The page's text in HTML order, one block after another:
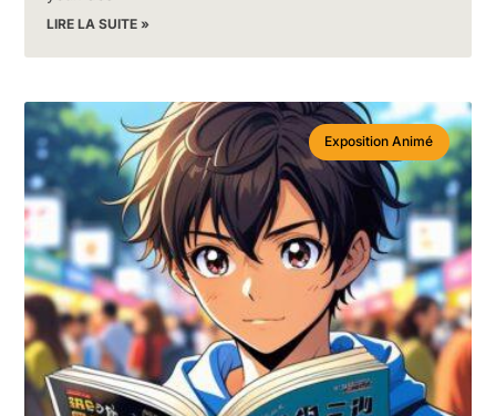
LIRE LA SUITE »
Exposition Animé